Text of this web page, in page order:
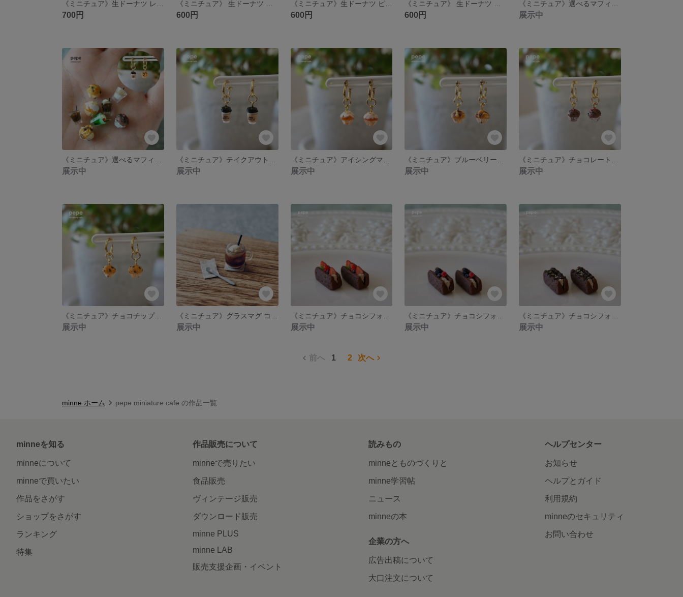
700円 600円
《ミニチュア》生ドーナツ ピスタチオ
600円 600円 展示中
展示中 展示中 展示中 展示中 展示中
《ミニチュア》チョコチップマフィンのピアス/イヤリング
展示中 展示中 展示中 展示中 展示中
前へ 1 2 次へ
minne ホーム pepe miniature cafe の作品一覧
minneを知る
minneについて
minneで買いたい
作品をさがす
ショップをさがす
ランキング
特集
作品販売について
minneで売りたい
食品販売
ヴィンテージ販売
ダウンロード販売
minne PLUS
minne LAB
販売支援企画・イベント
読みもの
minneとものづくりと
minne学習帖
ニュース
minneの本
企業の方へ
広告出稿について
大口注文について
ヘルプセンター
お知らせ
ヘルプとガイド
利用規約
minneのセキュリティ
お問い合わせ